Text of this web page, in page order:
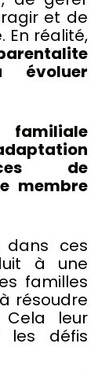
et de
En réalité,
de
membre
dans ces
à une
familles
résoudre
leur
les défis